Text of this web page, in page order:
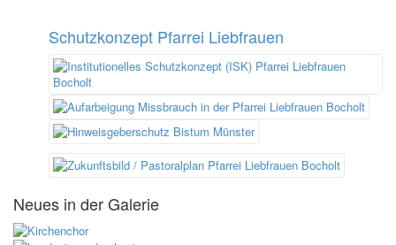
Schutzkonzept Pfarrei Liebfrauen
Neues in der Galerie